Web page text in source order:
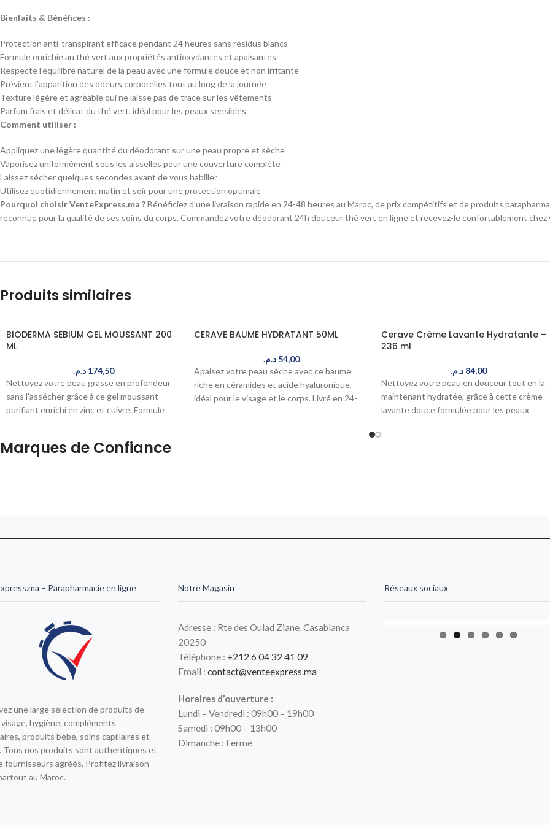
Bienfaits & Bénéfices :
Protection anti-transpirant efficace pendant 24 heures sans résidus blancs
Formule enrichie au thé vert aux propriétés antioxydantes et apaisantes
Respecte l’équilibre naturel de la peau avec une formule douce et non irritante
Prévient l’apparition des odeurs corporelles tout au long de la journée
Texture légère et agréable qui ne laisse pas de trace sur les vêtements
Parfum frais et délicat du thé vert, idéal pour les peaux sensibles
Comment utiliser :
Appliquez une légère quantité du déodorant sur une peau propre et sèche
Vaporisez uniformément sous les aisselles pour une couverture complète
Laissez sécher quelques secondes avant de vous habiller
Utilisez quotidiennement matin et soir pour une protection optimale
Pourquoi choisir VenteExpress.ma ?Bénéficiez d’une livraison rapide en 24-48 heures au Maroc, de prix compétitifs et de produits
reconnue pour la qualité de ses soins du corps. Commandez votre déodorant 24h douceur thé vert en ligne et recevez-le confortablement chez
Produits similaires
BIODERMA SEBIUM GEL MOUSSANT 200
ML
174,50 د.م.
Nettoyez votre peau grasse en profondeur
sans l'assécher grâce à ce gel moussant
purifiant enrichi en zinc et cuivre. Formule
Commandez maintenant, livré en 24-48h au
CERAVE BAUME HYDRATANT 50ML
54,00 د.م.
Apaisez votre peau sèche avec ce baume
riche en céramides et acide hyaluronique,
idéal pour le visage et le corps. Livré en 24-
Cerave Crème Lavante Hydratante –
236 ml
84,00 د.م.
Nettoyez votre peau en douceur tout en la
maintenant hydratée, grâce à cette crème
lavante douce formulée pour les peaux
Marques de Confiance
– Parapharmacie en ligne
une large sélection de produits de
hygiène, compléments
produits bébé, soins capillaires et
Tous nos produits sont authentiques et
fournisseurs agréés. Profitez livraison
au Maroc.
Notre Magasin
Adresse : Rte des Oulad Ziane, Casablanca
20250
Téléphone : +212 6 04 32 41 09
Email : contact@venteexpress.ma
Horaires d’ouverture :
Lundi – Vendredi : 09h00 – 19h00
Samedi : 09h00 – 13h00
Dimanche : Fermé
Réseaux sociaux